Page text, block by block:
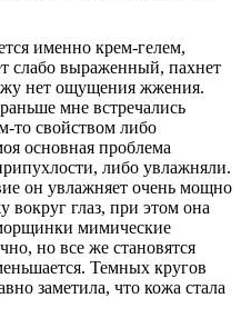
именно крем-гелем,
слабо выраженный, пахнет
нет ощущения жжения.
мне встречались
то свойством либо
основная проблема
либо увлажняли.
он увлажняет очень мощно
вокруг глаз, при этом она
мимические
но все же становятся
Темных кругов
заметила, что кожа стала